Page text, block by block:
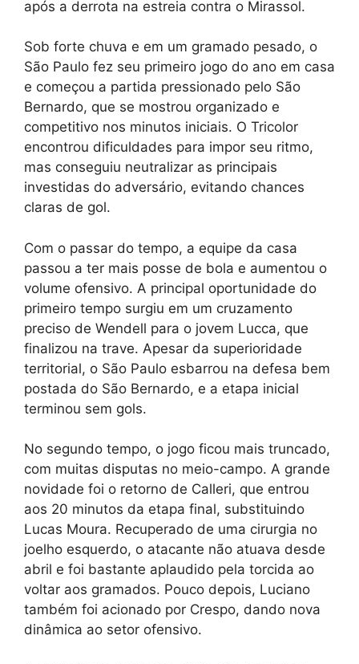
após a derrota na estreia contra o Mirassol.
Sob forte chuva e em um gramado pesado, o
São Paulo fez seu primeiro jogo do ano em casa
e começou a partida pressionado pelo São
Bernardo, que se mostrou organizado e
competitivo nos minutos iniciais. O Tricolor
encontrou dificuldades para impor seu ritmo,
mas conseguiu neutralizar as principais
investidas do adversário, evitando chances
claras de gol.
Com o passar do tempo, a equipe da casa
passou a ter mais posse de bola e aumentou o
volume ofensivo. A principal oportunidade do
primeiro tempo surgiu em um cruzamento
preciso de Wendell para o jovem Lucca, que
finalizou na trave. Apesar da superioridade
territorial, o São Paulo esbarrou na defesa bem
postada do São Bernardo, e a etapa inicial
terminou sem gols.
No segundo tempo, o jogo ficou mais truncado,
com muitas disputas no meio-campo. A grande
novidade foi o retorno de Calleri, que entrou
aos 20 minutos da etapa final, substituindo
Lucas Moura. Recuperado de uma cirurgia no
joelho esquerdo, o atacante não atuava desde
abril e foi bastante aplaudido pela torcida ao
voltar aos gramados. Pouco depois, Luciano
também foi acionado por Crespo, dando nova
dinâmica ao setor ofensivo.